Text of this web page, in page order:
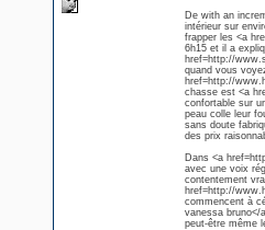
De with an
intérieur sur
frapper les <a
6h15 et il a
href=http://
quand vous
href=http://
chasse est <a
confortable sur
peau colle leur
sans doute
des prix
Dans <a
avec une voix
contentement
href=http://
commencent à
vanessa bruno</
peut-être même